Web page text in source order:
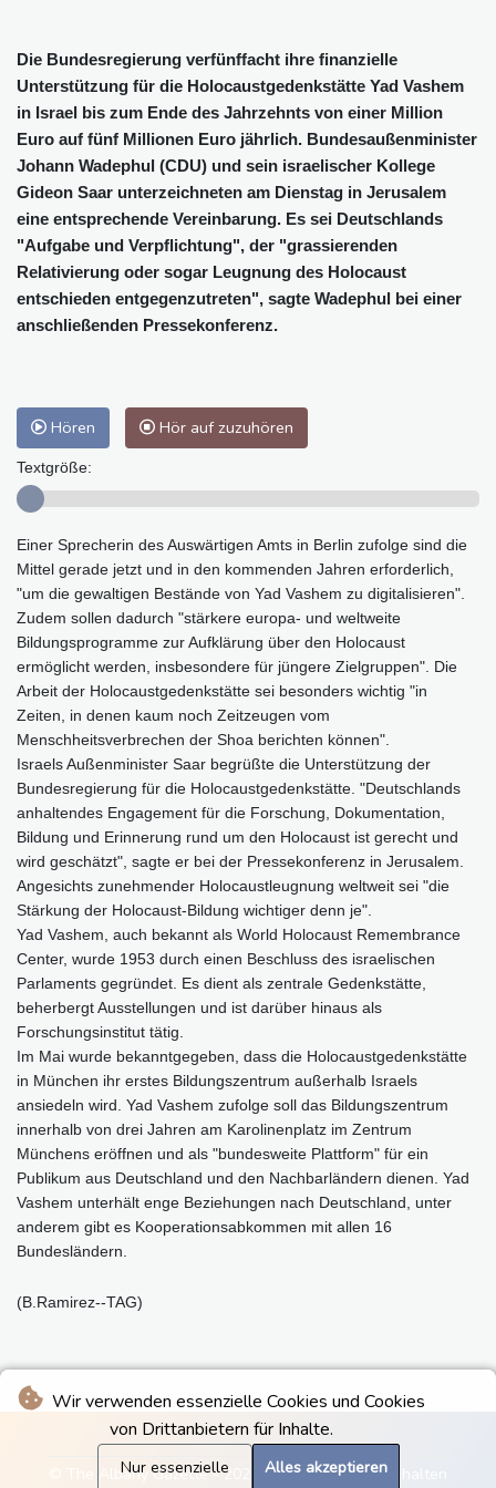
Wir verwenden essenzielle Cookies und Cookies
von Drittanbietern für Inhalte.
Nur essenzielle Alles akzeptieren
Die Bundesregierung verfünffacht ihre finanzielle
Unterstützung für die Holocaustgedenkstätte Yad Vashem
in Israel bis zum Ende des Jahrzehnts von einer Million
Euro auf fünf Millionen Euro jährlich. Bundesaußenminister
Johann Wadephul (CDU) und sein israelischer Kollege
Gideon Saar unterzeichneten am Dienstag in Jerusalem
eine entsprechende Vereinbarung. Es sei Deutschlands
"Aufgabe und Verpflichtung", der "grassierenden
Relativierung oder sogar Leugnung des Holocaust
entschieden entgegenzutreten", sagte Wadephul bei einer
anschließenden Pressekonferenz.
Hören Hör auf zuzuhören
Textgröße:
Einer Sprecherin des Auswärtigen Amts in Berlin zufolge sind die
Mittel gerade jetzt und in den kommenden Jahren erforderlich,
"um die gewaltigen Bestände von Yad Vashem zu digitalisieren".
Zudem sollen dadurch "stärkere europa- und weltweite
Bildungsprogramme zur Aufklärung über den Holocaust
ermöglicht werden, insbesondere für jüngere Zielgruppen". Die
Arbeit der Holocaustgedenkstätte sei besonders wichtig "in
Zeiten, in denen kaum noch Zeitzeugen vom
Menschheitsverbrechen der Shoa berichten können".
Israels Außenminister Saar begrüßte die Unterstützung der
Bundesregierung für die Holocaustgedenkstätte. "Deutschlands
anhaltendes Engagement für die Forschung, Dokumentation,
Bildung und Erinnerung rund um den Holocaust ist gerecht und
wird geschätzt", sagte er bei der Pressekonferenz in Jerusalem.
Angesichts zunehmender Holocaustleugnung weltweit sei "die
Stärkung der Holocaust-Bildung wichtiger denn je".
Yad Vashem, auch bekannt als World Holocaust Remembrance
Center, wurde 1953 durch einen Beschluss des israelischen
Parlaments gegründet. Es dient als zentrale Gedenkstätte,
beherbergt Ausstellungen und ist darüber hinaus als
Forschungsinstitut tätig.
Im Mai wurde bekanntgegeben, dass die Holocaustgedenkstätte
in München ihr erstes Bildungszentrum außerhalb Israels
ansiedeln wird. Yad Vashem zufolge soll das Bildungszentrum
innerhalb von drei Jahren am Karolinenplatz im Zentrum
Münchens eröffnen und als "bundesweite Plattform" für ein
Publikum aus Deutschland und den Nachbarländern dienen. Yad
Vashem unterhält enge Beziehungen nach Deutschland, unter
anderem gibt es Kooperationsabkommen mit allen 16
Bundesländern.
(B.Ramirez--TAG)
© The Albany Gazette - 2026 - Alle Rechte vorbehalten